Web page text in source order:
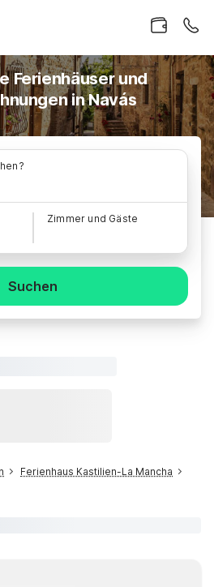
Ferienhäuser und
in Navás
Zimmer und Gäste
Suchen
Ferienhaus Kastilien-La Mancha